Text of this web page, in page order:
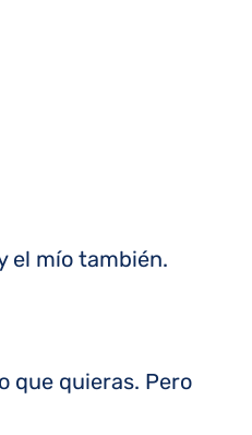
el mío también.
que quieras. Pero